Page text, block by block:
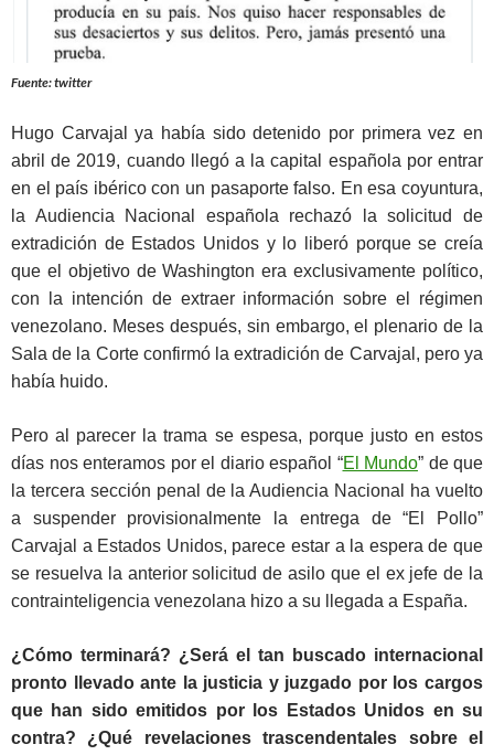
Fuente: twitter
Hugo Carvajal ya había sido detenido por primera vez en
abril de 2019, cuando llegó a la capital española por entrar
en el país ibérico con un pasaporte falso. En esa coyuntura,
la Audiencia Nacional española rechazó la solicitud de
extradición de Estados Unidos y lo liberó porque se creía
que el objetivo de Washington era exclusivamente político,
con la intención de extraer información sobre el régimen
venezolano. Meses después, sin embargo, el plenario de la
Sala de la Corte confirmó la extradición de Carvajal, pero ya
había huido.
Pero al parecer la trama se espesa, porque justo en estos
días nos enteramos por el diario español “El Mundo” de que
la tercera sección penal de la Audiencia Nacional ha vuelto
a suspender provisionalmente la entrega de “El Pollo”
Carvajal a Estados Unidos, parece estar a la espera de que
se resuelva la anterior solicitud de asilo que el ex jefe de la
contrainteligencia venezolana hizo a su llegada a España.
¿Cómo terminará? ¿Será el tan buscado internacional
pronto llevado ante la justicia y juzgado por los cargos
que han sido emitidos por los Estados Unidos en su
contra? ¿Qué revelaciones trascendentales sobre el